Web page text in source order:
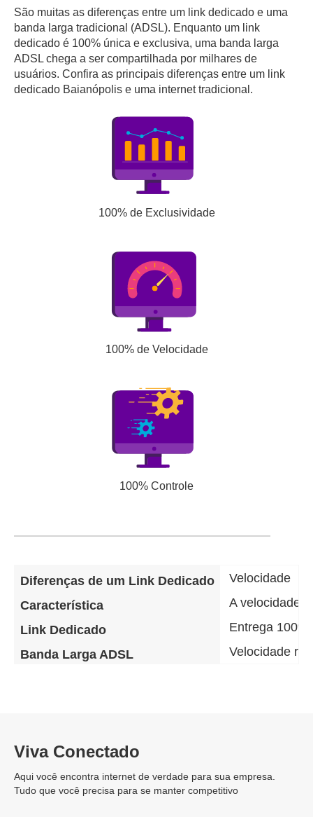
São muitas as diferenças entre um link dedicado e uma
banda larga tradicional (ADSL). Enquanto um link
dedicado é 100% única e exclusiva, uma banda larga
ADSL chega a ser compartilhada por milhares de
usuários. Confira as principais diferenças entre um link
dedicado Baianópolis e uma internet tradicional.
100% de Exclusividade
100% de Velocidade
100% Controle
Diferenças de um Link Dedicado
Característica
Link Dedicado
Banda Larga ADSL
Velocidade
A velocidade
Entrega
Velocidade
Viva Conectado
Aqui você encontra internet de verdade para sua empresa.
Tudo que você precisa para se manter competitivo